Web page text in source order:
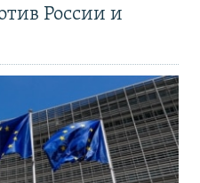
России и